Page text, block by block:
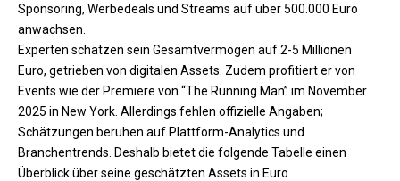
Sponsoring, Werbedeals und Streams auf über 500.000 Euro
anwachsen.​
Experten schätzen sein Gesamtvermögen auf 2-5 Millionen
Euro, getrieben von digitalen Assets. Zudem profitiert er von
Events wie der Premiere von “The Running Man” im November
2025 in New York. Allerdings fehlen offizielle Angaben;
Schätzungen beruhen auf Plattform-Analytics und
Branchentrends. Deshalb bietet die folgende Tabelle einen
Überblick über seine geschätzten Assets in Euro